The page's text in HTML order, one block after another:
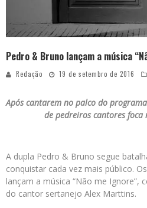
Pedro & Bruno lançam a música
Redação 19 de setembro de 2016
Após cantarem no palco do
de pedreiros cantores
A dupla Pedro & Bruno segue
conquistar cada vez mais público.
lançam a música “Não me Ignore”,
do cantor sertanejo Alex Marttins.